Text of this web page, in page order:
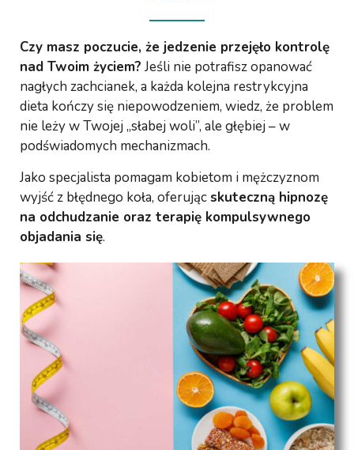
Czy masz poczucie, że jedzenie przejęło kontrolę
nad Twoim życiem? Jeśli nie potrafisz opanować
nagłych zachcianek, a każda kolejna restrykcyjna
dieta kończy się niepowodzeniem, wiedz, że problem
nie leży w Twojej „słabej woli”, ale głębiej – w
podświadomych mechanizmach.
Jako specjalista pomagam kobietom i mężczyznom
wyjść z błędnego koła, oferującskuteczną hipnozę
na odchudzanie oraz terapię kompulsywnego
objadania się.